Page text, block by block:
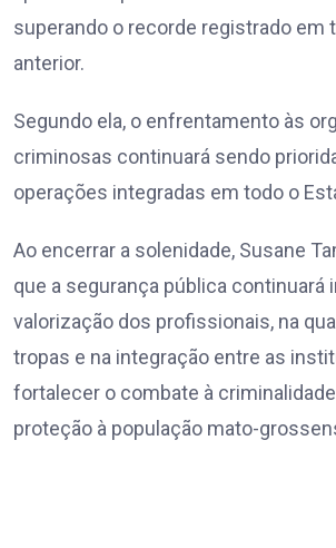
superando o recorde registrado em
anterior.
Segundo ela, o enfrentamento às
criminosas continuará sendo
operações integradas em todo o
Ao encerrar a solenidade, Susane
que a segurança pública continuará
valorização dos profissionais, na
tropas e na integração entre as
fortalecer o combate à
proteção à população mato-